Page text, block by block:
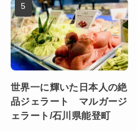
世界一に輝いた日本人の絶
品ジェラート マルガージ
ェラート/石川県能登町